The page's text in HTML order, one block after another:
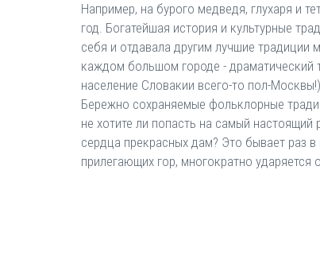
Например, на бурого медведя, глухаря и
год. Богатейшая история и культурные
себя и отдавала другим лучшие традиции
каждом большом городе - драматический
население Словакии всего-то пол-
Бережно сохраняемые фольклорные
не хотите ли попасть на самый
сердца прекрасных дам? Это бывает раз
прилегающих гор, многократно